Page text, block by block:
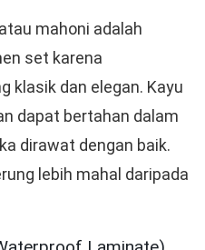
mahoni adalah
set karena
klasik dan elegan. Kayu
dapat bertahan dalam
dirawat dengan baik.
lebih mahal daripada